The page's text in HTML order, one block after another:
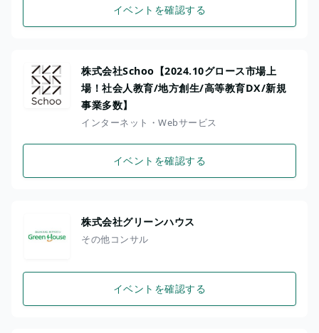
イベントを確認する
株式会社Schoo【2024.10グロース市場上
場！社会人教育/地方創生/高等教育DX/新規
事業多数】
インターネット・Webサービス
イベントを確認する
株式会社グリーンハウス
その他コンサル
イベントを確認する